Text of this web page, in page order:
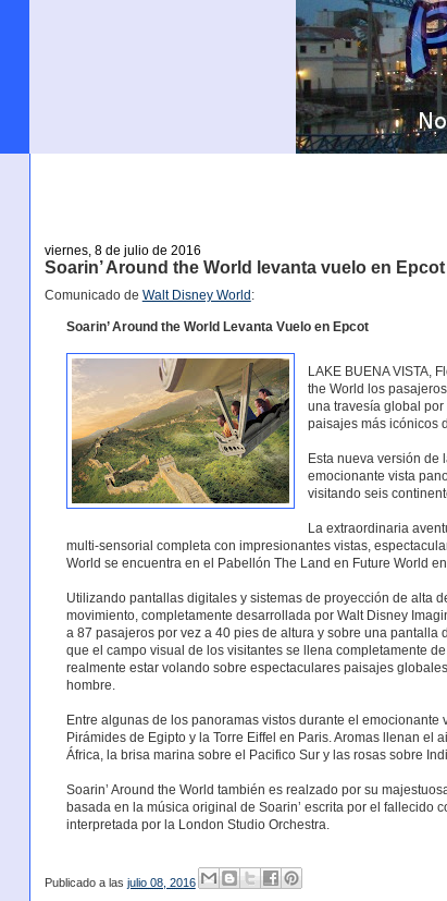
viernes, 8 de julio de 2016
Soarin’ Around the World levanta vuelo en Epcot
Comunicado de Walt Disney World :
Soarin’ Around the World Levanta Vuelo en Epcot
LAKE BUENA VISTA,
the World los
una travesía global
paisajes más icónicos
Esta nueva versión de
emocionante vista
visitando seis
La extraordinaria
multi-sensorial completa con impresionantes vistas,
World se encuentra en el Pabellón The Land en Future World
Utilizando pantallas digitales y sistemas de proyección de alta
movimiento, completamente desarrollada por Walt Disney
a 87 pasajeros por vez a 40 pies de altura y sobre una
que el campo visual de los visitantes se llena completamente
realmente estar volando sobre espectaculares paisajes
hombre.
Entre algunas de los panoramas vistos durante el
Pirámides de Egipto y la Torre Eiffel en Paris. Aromas llenan el
África, la brisa marina sobre el Pacifico Sur y las rosas sobre
Soarin’ Around the World también es realzado por su
basada en la música original de Soarin’ escrita por el fallecido
interpretada por la London Studio Orchestra.
Publicado a las julio 08, 2016